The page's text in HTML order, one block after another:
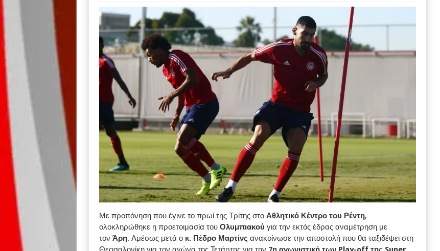
Με προπόνηση που έγινε το πρωί της Τρίτης στο Αθλητικό Κέντρο του Ρέντη,
ολοκληρώθηκε η προετοιμασία του Ολυμπιακού για την εκτός έδρας αναμέτρηση με
τον Άρη. Αμέσως μετά ο κ. Πέδρο Μαρτίνς ανακοίνωσε την αποστολή που θα ταξιδέψει στη